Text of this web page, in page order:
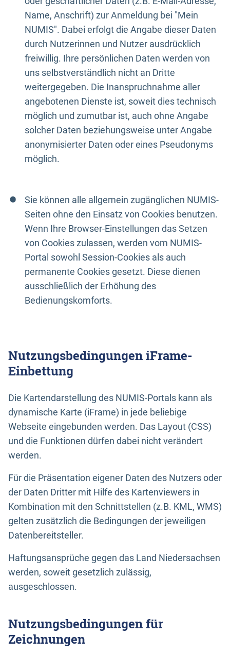
Name, Anschrift) zur Anmeldung bei "Mein
NUMIS". Dabei erfolgt die Angabe dieser Daten
durch Nutzerinnen und Nutzer ausdrücklich
freiwillig. Ihre persönlichen Daten werden von
uns selbstverständlich nicht an Dritte
weitergegeben. Die Inanspruchnahme aller
angebotenen Dienste ist, soweit dies technisch
möglich und zumutbar ist, auch ohne Angabe
solcher Daten beziehungsweise unter Angabe
anonymisierter Daten oder eines Pseudonyms
möglich.
Sie können alle allgemein zugänglichen NUMIS-
Seiten ohne den Einsatz von Cookies benutzen.
Wenn Ihre Browser-Einstellungen das Setzen
von Cookies zulassen, werden vom NUMIS-
Portal sowohl Session-Cookies als auch
permanente Cookies gesetzt. Diese dienen
ausschließlich der Erhöhung des
Bedienungskomforts.
Nutzungsbedingungen iFrame-
Einbettung
Die Kartendarstellung des NUMIS-Portals kann als
dynamische Karte (iFrame) in jede beliebige
Webseite eingebunden werden. Das Layout (CSS)
und die Funktionen dürfen dabei nicht verändert
werden.
Für die Präsentation eigener Daten des Nutzers oder
der Daten Dritter mit Hilfe des Kartenviewers in
Kombination mit den Schnittstellen (z.B. KML, WMS)
gelten zusätzlich die Bedingungen der jeweiligen
Datenbereitsteller.
Haftungsansprüche gegen das Land Niedersachsen
werden, soweit gesetzlich zulässig,
ausgeschlossen.
Nutzungsbedingungen für
Zeichnungen